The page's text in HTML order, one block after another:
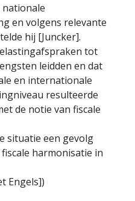
nationale
en volgens relevante
hij [Juncker].
tot
leidden en dat
en internationale
resulteerde
de notie van fiscale
situatie een gevolg
harmonisatie in
Engels])